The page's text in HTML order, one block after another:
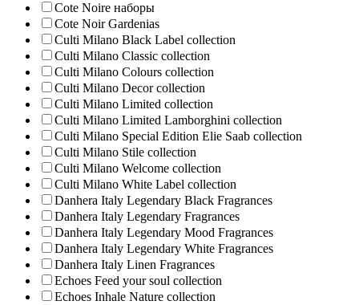
Cote Noire наборы
Cote Noir Gardenias
Culti Milano Black Label collection
Culti Milano Classic collection
Culti Milano Colours collection
Culti Milano Decor collection
Culti Milano Limited collection
Culti Milano Limited Lamborghini collection
Culti Milano Special Edition Elie Saab collection
Culti Milano Stile collection
Culti Milano Welcome collection
Culti Milano White Label collection
Danhera Italy Legendary Black Fragrances
Danhera Italy Legendary Fragrances
Danhera Italy Legendary Mood Fragrances
Danhera Italy Legendary White Fragrances
Danhera Italy Linen Fragrances
Echoes Feed your soul collection
Echoes Inhale Nature collection